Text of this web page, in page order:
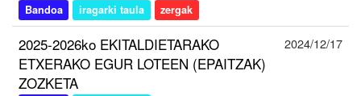
Bandoa iragarki taula zergak
2025-2026ko EKITALDIETARAKO
ETXERAKO EGUR LOTEEN (EPAITZAK)
ZOZKETA
2024/12/17